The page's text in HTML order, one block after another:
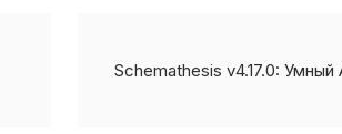
Schemathesis v4.17.0: